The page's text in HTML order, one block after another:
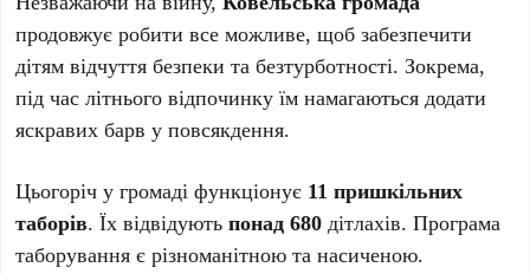
продовжує робити все можливе, щоб забезпечити
дітям відчуття безпеки та безтурботності. Зокрема,
під час літнього відпочинку їм намагаються додати
яскравих барв у повсякдення.
Цьогоріч у громаді функціонує 11 пришкільних
таборів. Їх відвідуютьпонад 680 дітлахів. Програма
таборування є різноманітною та насиченою.